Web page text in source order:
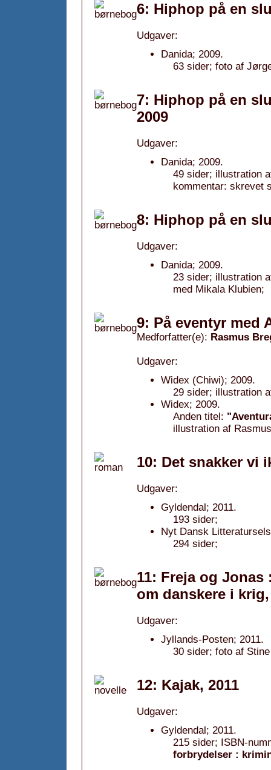
6: Hiphop på en
Udgaver:
Danida; 2009.
63 sider; foto af
7: Hiphop på en
2009
Udgaver:
Danida; 2009.
49 sider; illustration
kommentar: skrevet
8: Hiphop på en
Udgaver:
Danida; 2009.
23 sider; illustration
med Mikala Klubien;
9: På eventyr med
Medforfatter(e): Rasmus
Udgaver:
Widex (Chiwi); 2009.
29 sider; illustration
Widex; 2009.
Anden titel:
illustration af
10: Det snakker vi
Udgaver:
Gyldendal; 2011.
193 sider;
Nyt Dansk
294 sider;
11: Freja og
om danskere i krig,
Udgaver:
Jyllands-Posten; 2011.
30 sider; foto af
12: Kajak, 2011
Udgaver:
Gyldendal; 2011.
215 sider; ISBN-
forbrydelser :